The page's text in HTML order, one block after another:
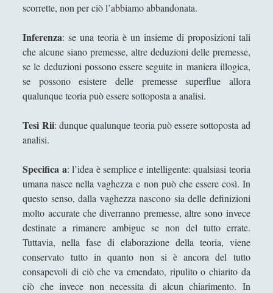
Geopolitica
► I percorsi di SF2.0(7)
► In edicola(1)
► Interviste(70)
Musica(14)
(1)
► Segnalazioni(223)
► Sicurezza e Relazioni Internazionali(14)
► Storia della Letteratura(160)
► Utilità(12)
scorrette, non per ciò l’abbiamo abbandonata.
Inferenza: se una teoria è un insieme di proposizioni tali
che alcune siano premesse, altre deduzioni delle premesse,
se le deduzioni possono essere seguite in maniera illogica,
se possono esistere delle premesse superflue allora
qualunque teoria può essere sottoposta a analisi.
Tesi Rii: dunque qualunque teoria può essere sottoposta ad
analisi.
Specifica a: l’idea è semplice e intelligente: qualsiasi teoria
umana nasce nella vaghezza e non può che essere così. In
questo senso, dalla vaghezza nascono sia delle definizioni
molto accurate che diverranno premesse, altre sono invece
destinate a rimanere ambigue se non del tutto errate.
Tuttavia, nella fase di elaborazione della teoria, viene
conservato tutto in quanto non si è ancora del tutto
consapevoli di ciò che va emendato, ripulito o chiarito da
ciò che invece non necessita di alcun chiarimento. In